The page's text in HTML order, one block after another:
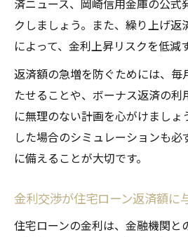
済ニュース、岡崎信用金庫の公式
クしましょう。また、繰り上げ返
によって、金利上昇リスクを低減
返済額の急増を防ぐためには、毎
たせることや、ボーナス返済の利
に無理のない計画を心がけましょ
した場合のシミュレーションも必
に備えることが大切です。
金利交渉が住宅ローン返済額に
住宅ローンの金利は、金融機関と